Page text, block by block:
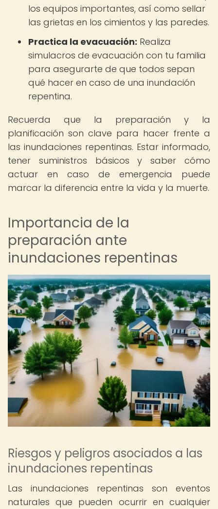
los equipos importantes, así como sellar
las grietas en los cimientos y las paredes.
Practica la evacuación: Realiza
simulacros de evacuación con tu familia
para asegurarte de que todos sepan
qué hacer en caso de una inundación
repentina.
Recuerda que la preparación y la
planificación son clave para hacer frente a
las inundaciones repentinas. Estar informado,
tener suministros básicos y saber cómo
actuar en caso de emergencia puede
marcar la diferencia entre la vida y la muerte.
Importancia de la
preparación ante
inundaciones repentinas
Riesgos y peligros asociados a las
inundaciones repentinas
Las inundaciones repentinas son eventos
naturales que pueden ocurrir en cualquier